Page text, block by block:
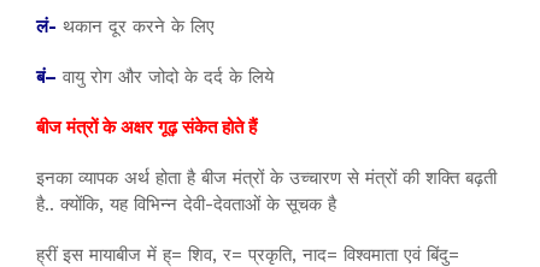
लं- थकान दूर करने के लिए
बं– वायु रोग और जोदो के दर्द के लिये
बीज मंत्रों के अक्षर गूढ़ संकेत होते हैं
इनका व्यापक अर्थ होता है बीज मंत्रों के उच्चारण से मंत्रों की शक्ति बढ़ती
है.. क्योंकि, यह विभिन्न देवी-देवताओं के सूचक है
ह्रीं इस मायाबीज में ह्= शिव, र= प्रकृति, नाद= विश्वमाता एवं बिंदु=